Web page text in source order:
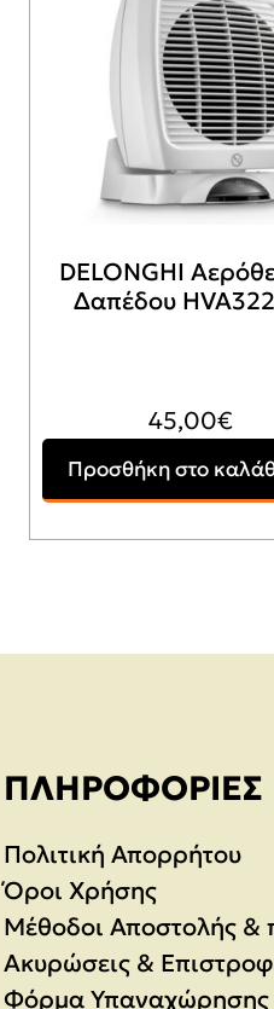
DELONGHI
Δαπέδου
45,00€
Προσθήκη στο
ΠΛΗΡΟΦΟΡΊΕΣ
Πολιτική Απορρήτου
Όροι Χρήσης
Μέθοδοι Αποστολής &
Ακυρώσεις &
Φόρμα Υπαναχώρησης